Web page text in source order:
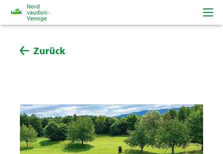
Nord
vaudois-
Venoge
Fournisseurs locaux
Karriere
Zurück